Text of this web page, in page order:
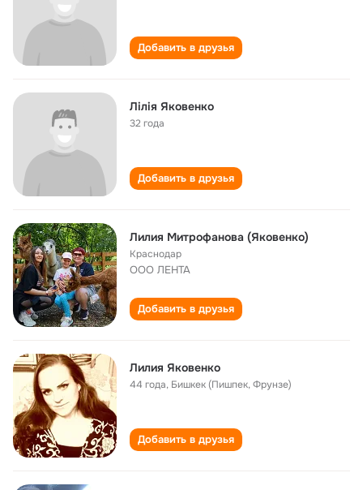
Добавить в друзья
Лілія Яковенко
32 года
Добавить в друзья
Лилия Митрофанова (Яковенко)
Краснодар
ООО ЛЕНТА
Добавить в друзья
Лилия Яковенко
44 года, Бишкек (Пишпек, Фрунзе)
Добавить в друзья